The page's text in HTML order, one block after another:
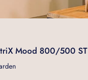
Mood 800/500 ST